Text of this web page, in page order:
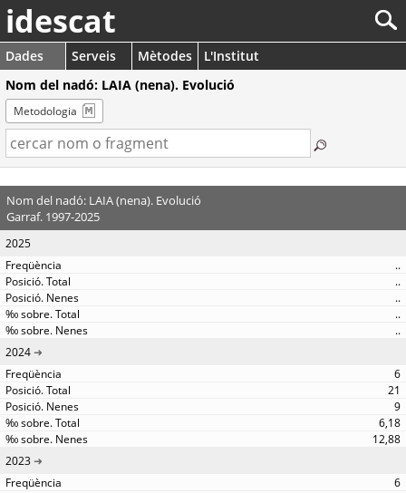
idescat
Dades Serveis Mètodes
L'Institut
Nom del nadó: LAIA (nena). Evolució
Metodologia
Nom del nadó: LAIA (nena). Evolució
Garraf. 1997-2025
2025
..
..
..
..
..
2024
6
21
9
6,18
12,88
2023
6